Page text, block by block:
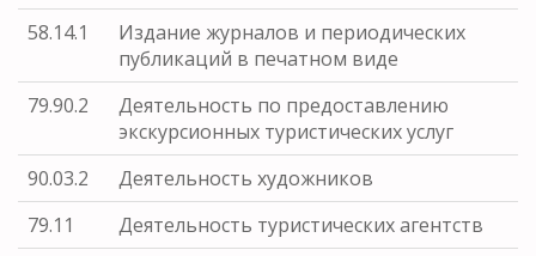
58.14.1
Издание журналов и периодических
публикаций в печатном виде
79.90.2
Деятельность по предоставлению
экскурсионных туристических услуг
90.03.2
Деятельность художников
79.11
Деятельность туристических агентств